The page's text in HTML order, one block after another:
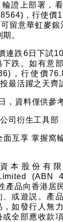
證上部署，
，行使價
留意華虹麥
。
連跌6日下試
跌。如有意
，行使價
最活躍之天齊
，資料僅供參
司衍生工具部
面互享 掌握窩
本股份有限
(ABN
產品向香港居
或遊説。產
如發行人無
全部應收款